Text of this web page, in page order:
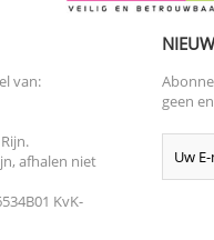
van:
afhalen niet
KvK-
geen